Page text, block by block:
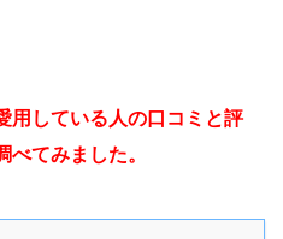
用している人の口コミと評
てみました。